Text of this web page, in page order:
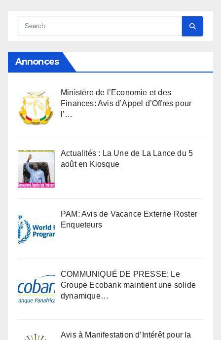
Annonces
Ministère de l’Economie et des
Finances: Avis d’Appel d’Offres pour
l’…
Actualités : La Une de La Lance du 5
août en Kiosque
PAM: Avis de Vacance Externe Roster
Enqueteurs
COMMUNIQUÉ DE PRESSE: Le
Groupe Ecobank maintient une solide
dynamique…
Avis à Manifestation d’Intérêt pour la